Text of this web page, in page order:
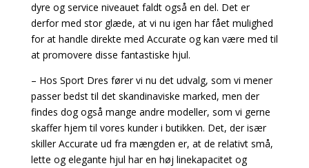
dyre og service niveauet faldt også en del. Det er
derfor med stor glæde, at vi nu igen har fået mulighed
for at handle direkte med Accurate og kan være med til
at promovere disse fantastiske hjul.
– Hos Sport Dres fører vi nu det udvalg, som vi mener
passer bedst til det skandinaviske marked, men der
findes dog også mange andre modeller, som vi gerne
skaffer hjem til vores kunder i butikken. Det, der især
skiller Accurate ud fra mængden er, at de relativt små,
lette og elegante hjul har en høj linekapacitet og